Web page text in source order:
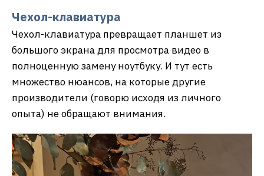
Чехол-клавиатура
Чехол-клавиатура превращает планшет из
большого экрана для просмотра видео в
полноценную замену ноутбуку. И тут есть
множество нюансов, на которые другие
производители (говорю исходя из личного
опыта) не обращают внимания.